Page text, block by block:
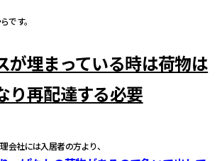
です。
が埋まっている時は荷物は
り再配達する必要
会社には入居者の方より、